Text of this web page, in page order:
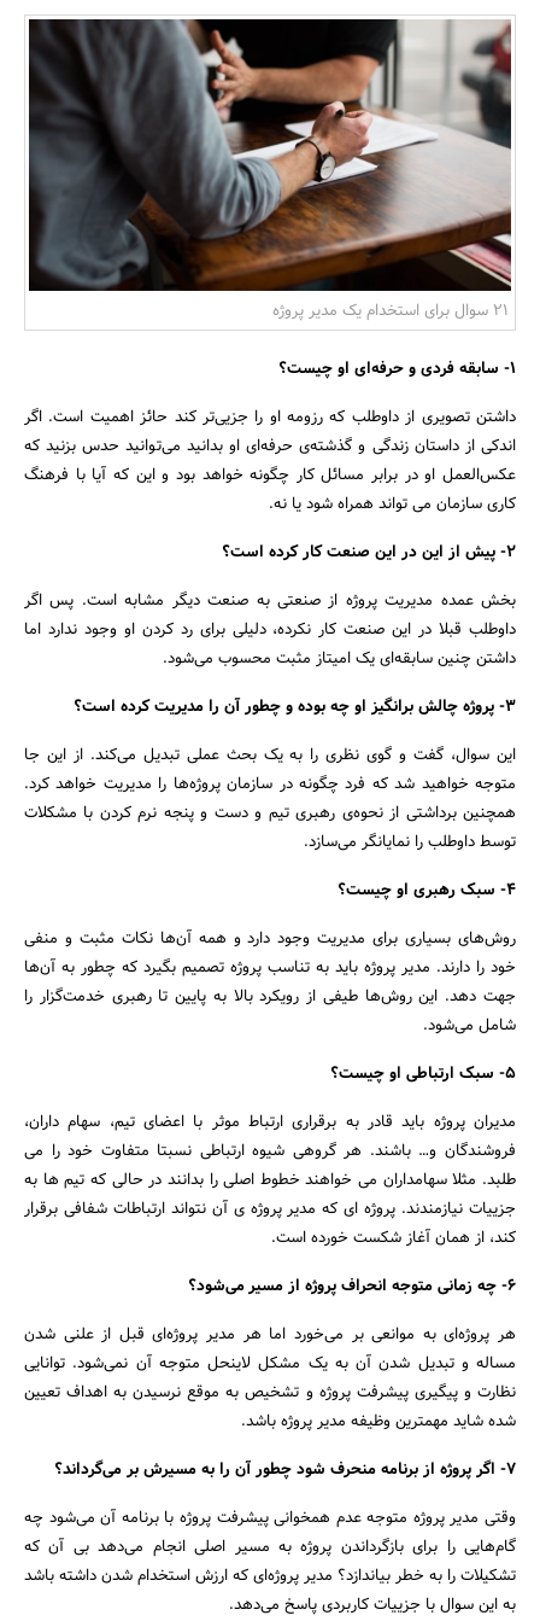
بانک، بیمه و سرمایه
مسکن و ساختمان
جستجو
21 سوال برای استخدام یک مدیر پروژه
1- سابقه فردی و حرفه‌ای او چیست؟
داشتن تصویری از داوطلب که رزومه او را جزیی‌تر کند حائز اهمیت است. اگر
اندکی از داستان زندگی و گذشته‌ی حرفه‌ای او بدانید می‌توانید حدس بزنید که
عکس‌العمل او در برابر مسائل کار چگونه خواهد بود و این که آیا با فرهنگ
کاری سازمان می تواند همراه شود یا نه.
2- پیش از این در این صنعت کار کرده است؟
بخش عمده مدیریت پروژه از صنعتی به صنعت دیگر مشابه است. پس اگر
داوطلب قبلا در این صنعت کار نکرده، دلیلی برای رد کردن او وجود ندارد اما
داشتن چنین سابقه‌ای یک امیتاز مثبت محسوب می‌شود.
3- پروژه چالش برانگیز او چه بوده و چطور آن را مدیریت کرده است؟
این سوال، گفت و گوی نظری را به یک بحث عملی تبدیل می‌کند. از این جا
متوجه خواهید شد که فرد چگونه در سازمان پروژه‌ها را مدیریت خواهد کرد.
همچنین برداشتی از نحوه‌ی رهبری تیم و دست و پنجه نرم کردن با مشکلات
توسط داوطلب را نمایانگر می‌سازد.
4- سبک رهبری او چیست؟
روش‌های بسیاری برای مدیریت وجود دارد و همه آن‌ها نکات مثبت و منفی
خود را دارند. مدیر پروژه باید به تناسب پروژه تصمیم بگیرد که چطور به آن‌ها
جهت دهد. این روش‌ها طیفی از رویکرد بالا به پایین تا رهبری خدمت‌گزار را
شامل می‌شود.
5- سبک ارتباطی او چیست؟
مدیران پروژه باید قادر به برقراری ارتباط موثر با اعضای تیم، سهام داران،
فروشندگان و… باشند. هر گروهی شیوه ارتباطی نسبتا متفاوت خود را می
طلبد. مثلا سهامداران می خواهند خطوط اصلی را بدانند در حالی که تیم ها به
جزییات نیازمندند. پروژه ای که مدیر پروژه ی آن نتواند ارتباطات شفافی برقرار
کند، از همان آغاز شکست خورده است.
6- چه زمانی متوجه انحراف پروژه از مسیر می‌شود؟
هر پروژه‌ای به موانعی بر می‌خورد اما هر مدیر پروژه‌ای قبل از علنی شدن
مساله و تبدیل شدن آن به یک مشکل لاینحل متوجه آن نمی‌شود. توانایی
نظارت و پیگیری پیشرفت پروژه و تشخیص به موقع نرسیدن به اهداف تعیین
شده شاید مهمترین وظیفه مدیر پروژه باشد.
7- اگر پروژه از برنامه منحرف شود چطور آن را به مسیرش بر می‌گرداند؟
وقتی مدیر پروژه متوجه عدم همخوانی پیشرفت پروژه با برنامه آن می‌شود چه
گام‌هایی را برای بازگرداندن پروژه به مسیر اصلی انجام می‌دهد بی آن که
تشکیلات را به خطر بیاندازد؟ مدیر پروژه‌ای که ارزش استخدام شدن داشته باشد
به این سوال با جزییات کاربردی پاسخ می‌دهد.